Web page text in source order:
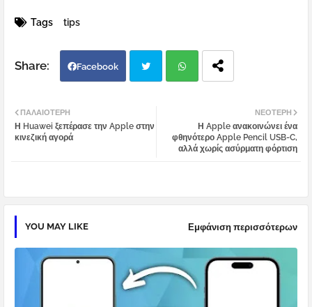
Tags tips
Facebook
tter
ΝΕΌΤΕΡΗ
Η Apple ανακοινώνει ένα
φθηνότερο Apple Pencil USB-C,
αλλά χωρίς ασύρματη φόρτιση
ΠΑΛΑΙΌΤΕΡΗ
Η Huawei ξεπέρασε την Apple στην
κινεζική αγορά
YOU MAY LIKE Εμφάνιση περισσότερων